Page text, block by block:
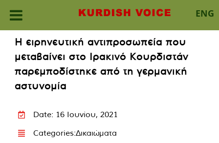
ENG
content
Η ειρηνευτική αντιπροσωπεία που
μεταβαίνει στο Ιρακινό Κουρδιστάν
παρεμποδίστηκε από τη γερμανική
αστυνομία
Date: 16 Ιουνίου, 2021
Categories:Δικαιώματα